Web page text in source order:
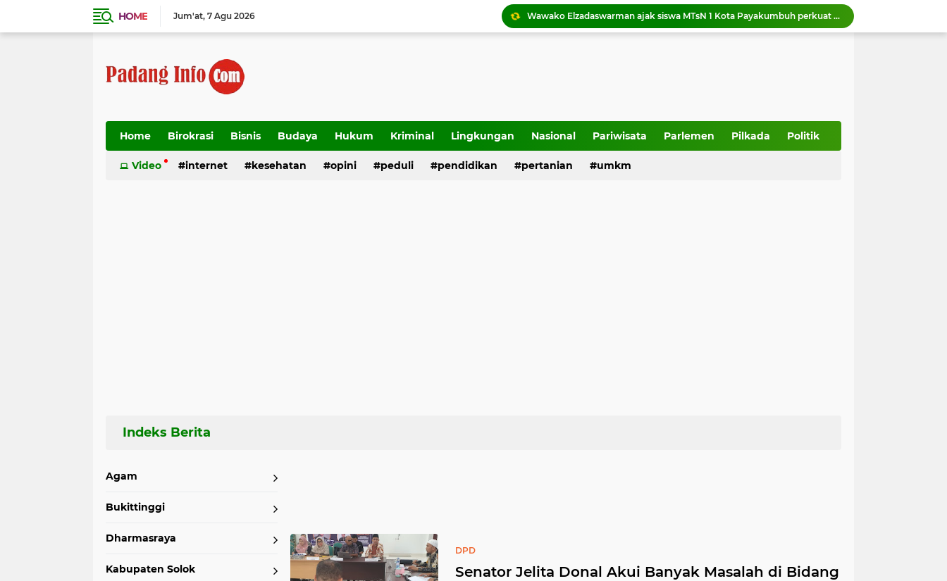
HOME Jum'at 7 Agu 2026
Wawako Elzadaswarman ajak siswa MTsN 1 Kota Payakumbuh perkuat iman dan takwa
Wako Zulmaeta menerima kunjungan kerja Kapolres Payakumbuh AKBP Irwan Andeta
Wakil Ketua DPRD Sumbar Dampingi anggota DPR RI Tinjau Pembangunan IPA Taban III Perumda AM Padang
Home Birokrasi Bisnis Budaya Hukum Kriminal Lingkungan Nasional Pariwisata Parlemen Pilkada Politik
Transportasi
Video internet kesehatan opini peduli pendidikan pertanian umkm
Agam
Bukittinggi
Dharmasraya
Kabupaten Solok
DPD
Senator Jelita Donal Akui Banyak Masalah di Bidang